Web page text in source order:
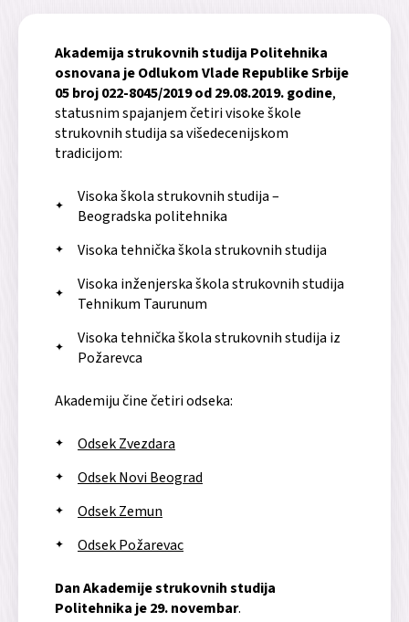
Akademija strukovnih studija Politehnika
osnovana je Odlukom Vlade Republike Srbije
05 broj 022-8045/2019 od 29.08.2019. godine,
statusnim spajanjem četiri visoke škole
strukovnih studija sa višedecenijskom
tradicijom:
Visoka škola strukovnih studija –
Beogradska politehnika
Visoka tehnička škola strukovnih studija
Visoka inženjerska škola strukovnih studija
Tehnikum Taurunum
Visoka tehnička škola strukovnih studija iz
Požarevca
Akademiju čine četiri odseka:
Odsek Zvezdara
Odsek Novi Beograd
Odsek Zemun
Odsek Požarevac
Dan Akademije strukovnih studija
Politehnika je 29. novembar.